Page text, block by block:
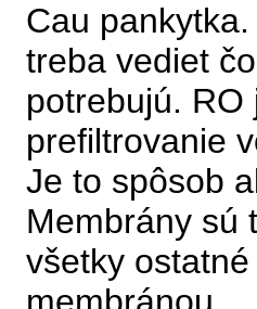
Cau
treba vediet
potrebujú.
prefiltrovanie
Je to spôsob
Membrány sú
všetky